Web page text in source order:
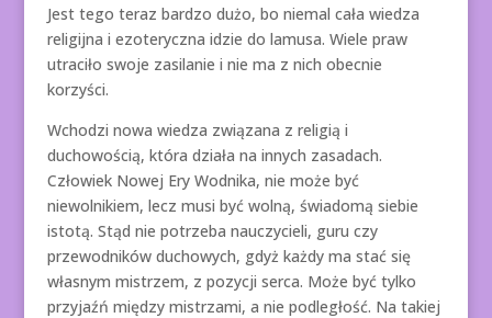
Jest tego teraz bardzo dużo, bo niemal cała wiedza
religijna i ezoteryczna idzie do lamusa. Wiele praw
utraciło swoje zasilanie i nie ma z nich obecnie
korzyści.
Wchodzi nowa wiedza związana z religią i
duchowością, która działa na innych zasadach.
Człowiek Nowej Ery Wodnika, nie może być
niewolnikiem, lecz musi być wolną, świadomą siebie
istotą. Stąd nie potrzeba nauczycieli, guru czy
przewodników duchowych, gdyż każdy ma stać się
własnym mistrzem, z pozycji serca. Może być tylko
przyjaźń między mistrzami, a nie podległość. Na takiej